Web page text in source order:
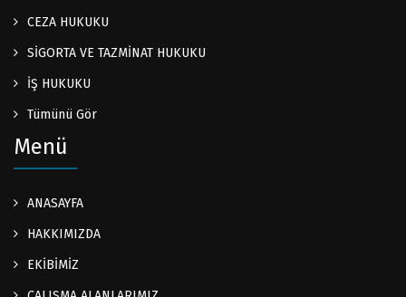
CEZA HUKUKU
SİGORTA VE TAZMİNAT HUKUKU
İŞ HUKUKU
Tümünü Gör
Menü
ANASAYFA
HAKKIMIZDA
EKİBİMİZ